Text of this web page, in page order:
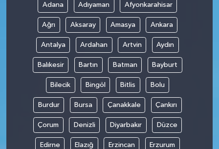
Adana Adıyaman Afyonkarahisar
Ağrı Aksaray Amasya Ankara
Antalya Ardahan Artvin Aydın
Balıkesir Bartın Batman Bayburt
Bilecik Bingöl Bitlis Bolu
Burdur Bursa Çanakkale Çankırı
Çorum Denizli Diyarbakır Düzce
Edirne Elazığ Erzincan Erzurum